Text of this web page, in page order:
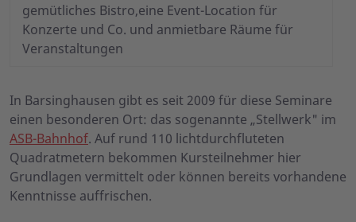
gemütliches Bistro,eine Event-Location für
Konzerte und Co. und anmietbare Räume für
Veranstaltungen
In Barsinghausen gibt es seit 2009 für diese Seminare
einen besonderen Ort: das sogenannte „Stellwerk" im
ASB-Bahnhof. Auf rund 110 lichtdurchfluteten
Quadratmetern bekommen Kursteilnehmer hier
Grundlagen vermittelt oder können bereits vorhandene
Kenntnisse auffrischen.